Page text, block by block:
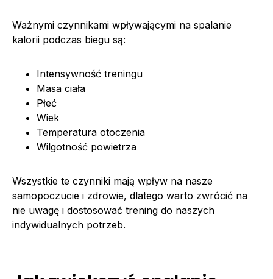
Ważnymi czynnikami wpływającymi na spalanie
kalorii podczas biegu są:
Intensywność treningu
Masa ciała
Płeć
Wiek
Temperatura otoczenia
Wilgotność powietrza
Wszystkie te czynniki mają wpływ na nasze
samopoczucie i zdrowie, dlatego warto zwrócić na
nie uwagę i dostosować trening do naszych
indywidualnych potrzeb.